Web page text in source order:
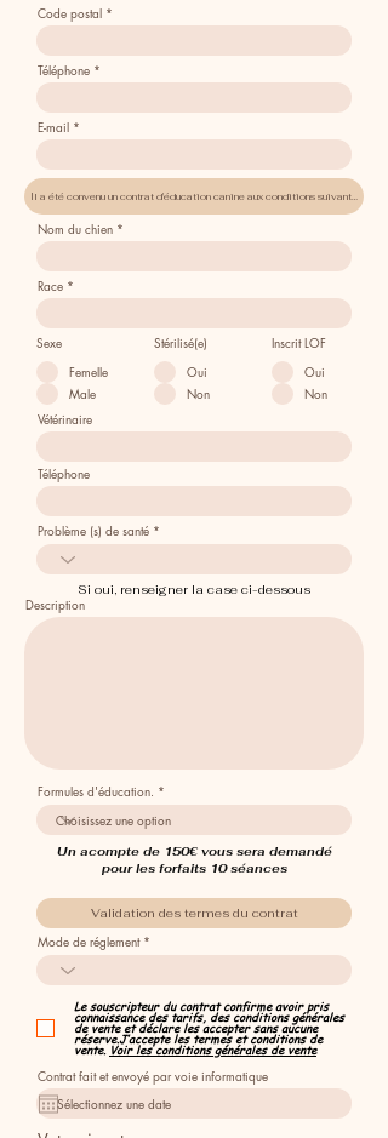
Code postal
Téléphone
E-mail
Nom du chien
Race
Sexe
Femelle
Male
Stérilisé(e)
Oui
Non
Inscrit LOF
Oui
Non
Vétérinaire
Téléphone
Problème (s) de santé
Si oui, renseigner la case ci-dessous
Description
Formules d'éducation.
Un acompte de 150€ vous sera demandé
pour les forfaits 10 séances
Mode de réglement
Le souscripteur du contrat confirme avoir pris
connaissance des tarifs, des conditions générales
de vente et déclare les accepter sans aucune
réserve.J’accepte les termes et conditions de
vente. Voir les conditions générales de vente
Contrat fait et envoyé par voie informatique